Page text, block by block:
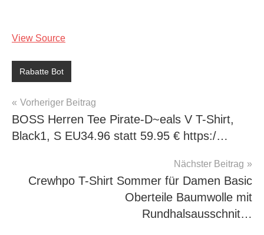
View Source
Rabatte Bot
Beitragsnavigation
Vorheriger Beitrag
BOSS Herren Tee Pirate-D~eals V T-Shirt,
Black1, S EU34.96 statt 59.95 € https:/…
Nächster Beitrag
Crewhpo T-Shirt Sommer für Damen Basic
Oberteile Baumwolle mit
Rundhalsausschnit…